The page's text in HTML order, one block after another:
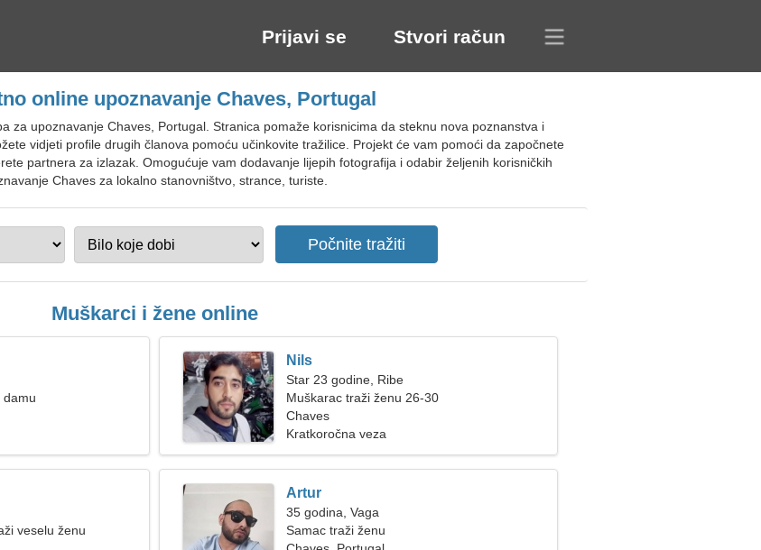
Prijavi se Stvori račun
online upoznavanje Chaves, Portugal
za upoznavanje Chaves, Portugal. Stranica pomaže korisnicima da steknu nova poznanstva i
vidjeti profile drugih članova pomoću učinkovite tražilice. Projekt će vam pomoći da započnete
partnera za izlazak. Omogućuje vam dodavanje lijepih fotografija i odabir željenih korisničkih
Chaves za lokalno stanovništvo, strance, turiste.
Muškarci i žene online
damu
Nils
Star 23 godine, Ribe
Muškarac traži ženu 26-30
Chaves
Kratkoročna veza
veselu ženu
Artur
35 godina, Vaga
Samac traži ženu